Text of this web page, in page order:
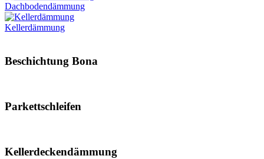
Dachboden­dämmung
Keller­dämmung
Beschichtung Bona
Parkettschleifen
Kellerdeckendämmung